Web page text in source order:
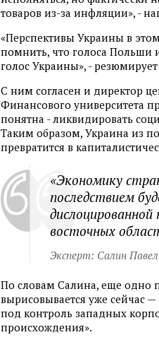
товаров из-за инфляции», -
«Перспективы Украины в
помнить, что голоса Польши
голос Украины», - резюмирует
С ним согласен и директор
Финансового университета
понятна - ликвидировать
Таким образом, Украина из
превратится в
«Экономику
последствием
восточных
Эксперт: Салин Павел
По словам Салина, еще одно
вырисовывается уже сейчас
под контроль западных
происхождения».